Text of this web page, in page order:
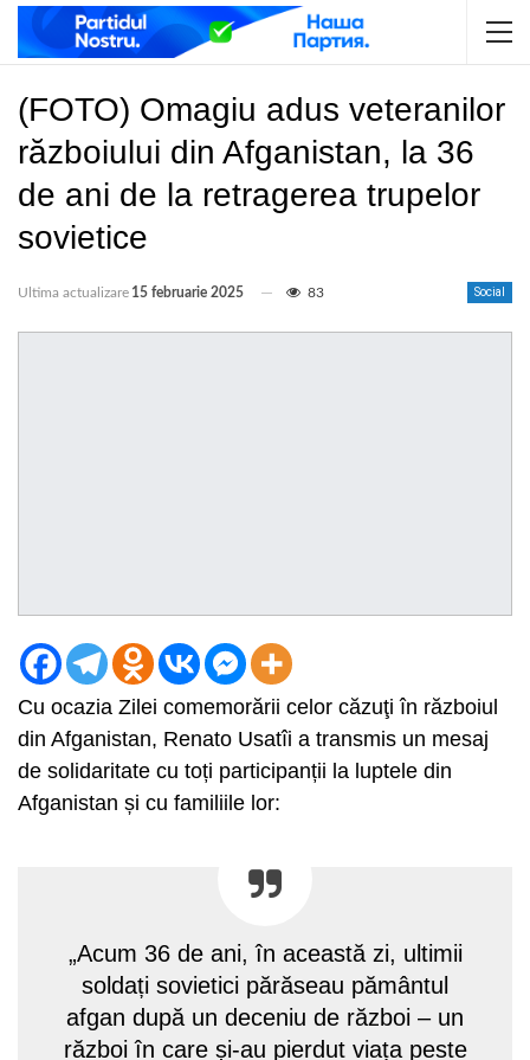
(FOTO) Omagiu adus veteranilor
războiului din Afganistan, la 36
de ani de la retragerea trupelor
sovietice
Social
Ultima actualizare 15 februarie 2025 83
Cu ocazia Zilei comemorării celor căzuţi în războiul
din Afganistan, Renato Usatîi a transmis un mesaj
de solidaritate cu toți participanții la luptele din
Afganistan și cu familiile lor:
„Acum 36 de ani, în această zi, ultimii
soldați sovietici părăseau pământul
afgan după un deceniu de război – un
război în care și-au pierdut viața peste